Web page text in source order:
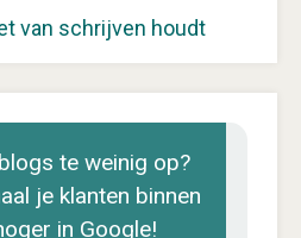
van schrijven houdt
te weinig op?
je klanten binnen
in Google!